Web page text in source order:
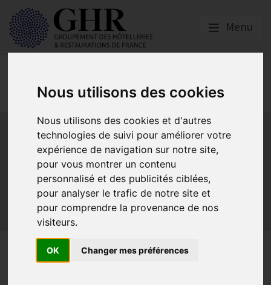
Nous utilisons des cookies
Nous utilisons des cookies et d'autres
technologies de suivi pour améliorer votre
expérience de navigation sur notre site,
pour vous montrer un contenu
personnalisé et des publicités ciblées,
pour analyser le trafic de notre site et
pour comprendre la provenance de nos
visiteurs.
OK Changer mes préférences
Menu
fiscalité
Bail commercial Hygiène La SACEM et la SPRE
Les formations obligatoires
Les obligations dans les débits de boissons et les
discothèques
Les obligations dans les hôtels
Les obligations dans les restaurants
Sécurité et Accessibilité
Classement hôtelier :